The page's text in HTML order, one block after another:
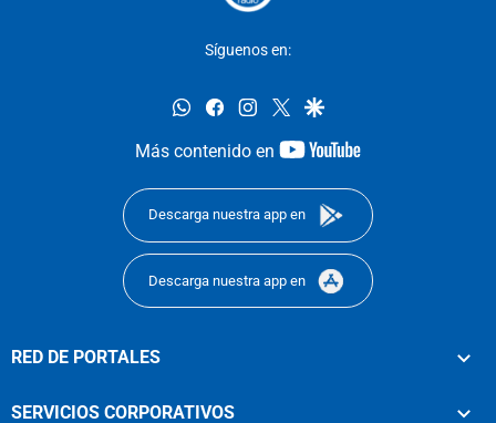
Síguenos en:
whatsappfacebookinstagram
twittergoogle
Más contenido en
youtube-
Descarga nuestra app en
Descarga nuestra app en
RED DE PORTALES
SERVICIOS CORPORATIVOS